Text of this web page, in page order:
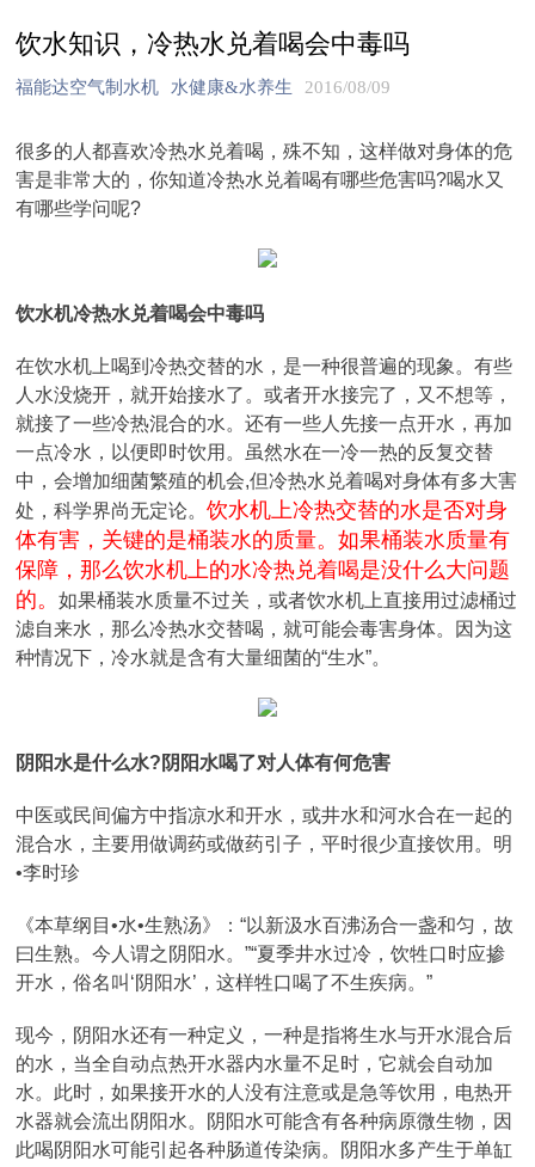
饮水知识，冷热水兑着喝会中毒吗
福能达空气制水机 水健康&水养生 2016/08/09
很多的人都喜欢冷热水兑着喝，殊不知，这样做对身体的危
害是非常大的，你知道冷热水兑着喝有哪些危害吗?喝水又
有哪些学问呢?
饮水机冷热水兑着喝会中毒吗
在饮水机上喝到冷热交替的水，是一种很普遍的现象。有些
人水没烧开，就开始接水了。或者开水接完了，又不想等，
就接了一些冷热混合的水。还有一些人先接一点开水，再加
一点冷水，以便即时饮用。虽然水在一冷一热的反复交替
中，会增加细菌繁殖的机会,但冷热水兑着喝对身体有多大害
处，科学界尚无定论。饮水机上冷热交替的水是否对身
体有害，关键的是桶装水的质量。如果桶装水质量有
保障，那么饮水机上的水冷热兑着喝是没什么大问题
的。如果桶装水质量不过关，或者饮水机上直接用过滤桶过
滤自来水，那么冷热水交替喝，就可能会毒害身体。因为这
种情况下，冷水就是含有大量细菌的“生水”。
阴阳水是什么水?阴阳水喝了对人体有何危害
中医或民间偏方中指凉水和开水，或井水和河水合在一起的
混合水，主要用做调药或做药引子，平时很少直接饮用。明
•李时珍
《本草纲目•水•生熟汤》：“以新汲水百沸汤合一盏和匀，故
曰生熟。今人谓之阴阳水。”“夏季井水过冷，饮牲口时应掺
开水，俗名叫‘阴阳水’，这样牲口喝了不生疾病。”
现今，阴阳水还有一种定义，一种是指将生水与开水混合后
的水，当全自动点热开水器内水量不足时，它就会自动加
水。此时，如果接开水的人没有注意或是急等饮用，电热开
水器就会流出阴阳水。阴阳水可能含有各种病原微生物，因
此喝阴阳水可能引起各种肠道传染病。阴阳水多产生于单缸